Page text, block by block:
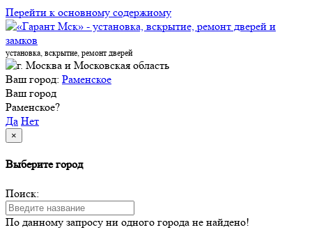
Перейти к основному содержиому
установка, вскрытие, ремонт дверей
Ваш город: Раменское
Ваш город
Раменское?
Да Нет
×
Выберите город
Поиск:
По данному запросу ни одного города не найдено!